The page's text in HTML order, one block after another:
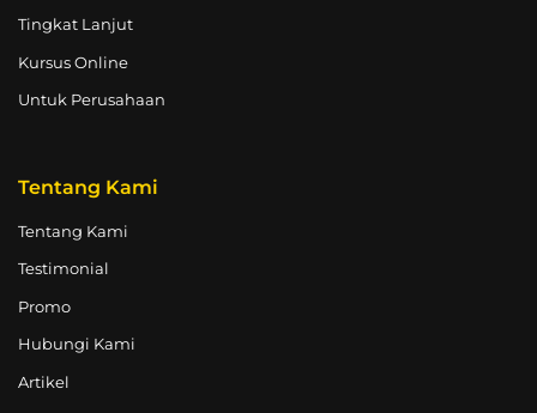
Tingkat Lanjut
Kursus Online
Untuk Perusahaan
Tentang Kami
Tentang Kami
Testimonial
Promo
Hubungi Kami
Artikel